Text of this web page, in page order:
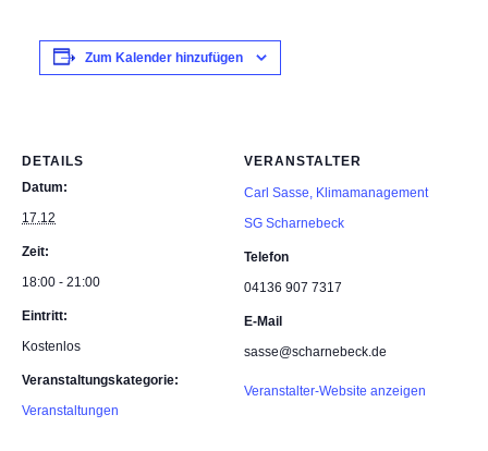
Zum Kalender hinzufügen
DETAILS
Datum:
17.12
Zeit:
18:00 - 21:00
Eintritt:
Kostenlos
Veranstaltungskategorie:
Veranstaltungen
VERANSTALTER
Carl Sasse, Klimamanagement
SG Scharnebeck
Telefon
04136 907 7317
E-Mail
sasse@scharnebeck.de
Veranstalter-Website anzeigen